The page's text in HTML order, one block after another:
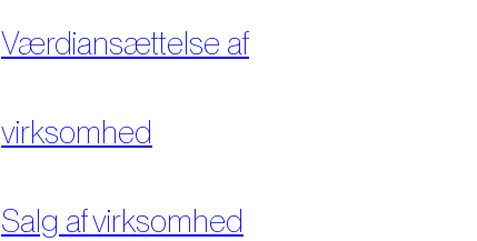
Værdiansættelse af
virksomhed
Salg af virksomhed